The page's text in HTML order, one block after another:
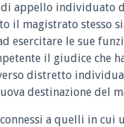
appello individuato
il magistrato stesso
esercitare le sue
il giudice che
distretto
destinazione del
a quelli in cui